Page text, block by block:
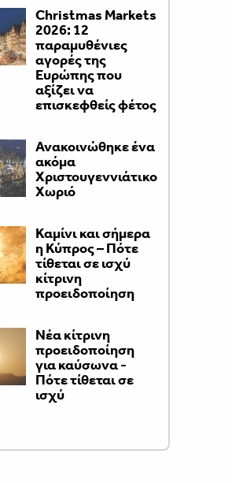
Christmas Markets
2026: 12
παραμυθένιες
αγορές της
Ευρώπης που
αξίζει να
επισκεφθείς φέτος
Ανακοινώθηκε ένα
ακόμα
Χριστουγεννιάτικο
Χωριό
Καμίνι και σήμερα
η Κύπρος – Πότε
τίθεται σε ισχύ
κίτρινη
προειδοποίηση
Νέα κίτρινη
προειδοποίηση
για καύσωνα -
Πότε τίθεται σε
ισχύ